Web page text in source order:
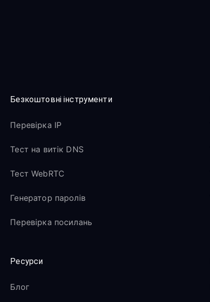
Безкоштовні інструменти
Перевірка IP
Тест на витік DNS
Тест WebRTC
Генератор паролів
Перевірка посилань
Ресурси
Блог